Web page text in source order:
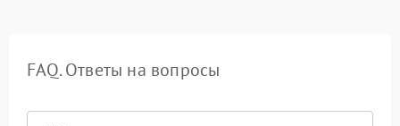
FAQ. Ответы на вопросы